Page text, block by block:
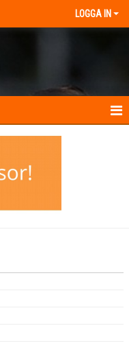
LOGGA IN